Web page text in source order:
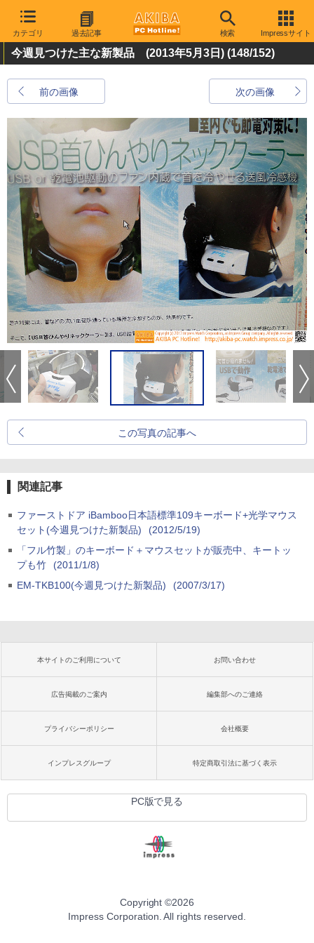
カテゴリ 過去記事 検索 Impressサイト
今週見つけた主な新製品 (2013年5月3日) (148/152)
前の画像 次の画像
この写真の記事へ
関連記事
ファーストドア iBamboo日本語標準109キーボード+光学マウス
セット(今週見つけた新製品)
(2012/5/19)
「フル竹製」のキーボード＋マウスセットが販売中、キートッ
プも竹
(2011/1/8)
EM-TKB100(今週見つけた新製品)
(2007/3/17)
本サイトのご利用について お問い合わせ
広告掲載のご案内 編集部へのご連絡
プライバシーポリシー 会社概要
インプレスグループ 特定商取引法に基づく表示
PC版で見る
Copyright ©2026
Impress Corporation. All rights reserved.